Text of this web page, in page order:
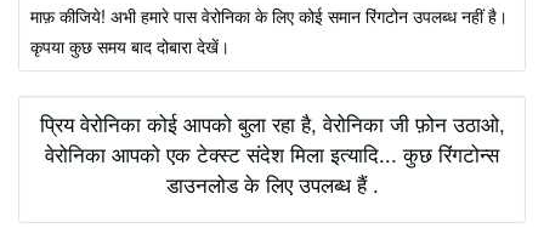
माफ़ कीजिये! अभी हमारे पास वेरोनिका के लिए कोई समान रिंगटोन उपलब्ध नहीं है।
कृपया कुछ समय बाद दोबारा देखें।
प्रिय वेरोनिका कोई आपको बुला रहा है, वेरोनिका जी फ़ोन उठाओ,
वेरोनिका आपको एक टेक्स्ट संदेश मिला इत्यादि... कुछ रिंगटोन्स
डाउनलोड के लिए उपलब्ध हैं .